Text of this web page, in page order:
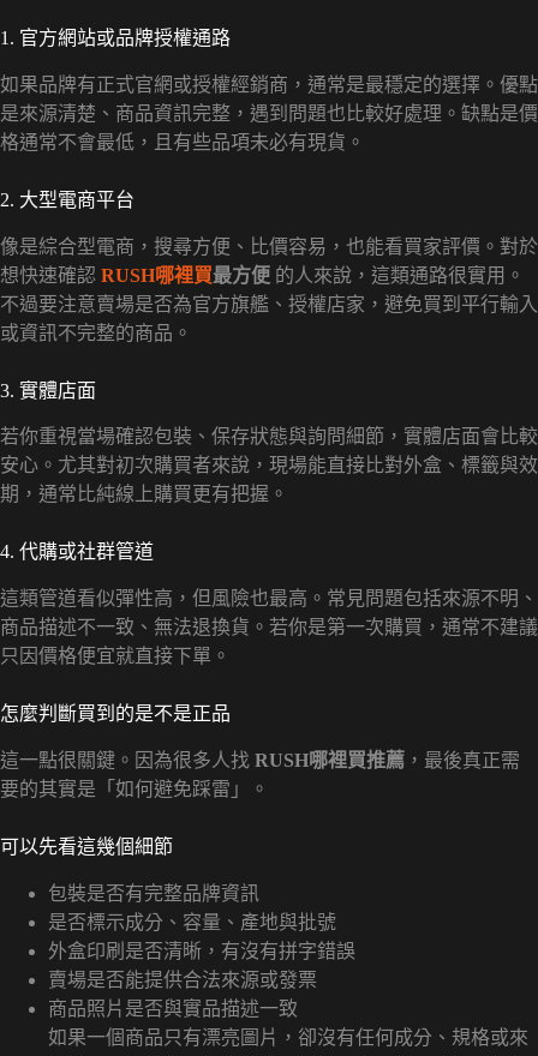
1. 官方網站或品牌授權通路
如果品牌有正式官網或授權經銷商，通常是最穩定的選擇。優點
是來源清楚、商品資訊完整，遇到問題也比較好處理。缺點是價
格通常不會最低，且有些品項未必有現貨。
2. 大型電商平台
像是綜合型電商，搜尋方便、比價容易，也能看買家評價。對於
想快速確認 RUSH哪裡買最方便 的人來說，這類通路很實用。
不過要注意賣場是否為官方旗艦、授權店家，避免買到平行輸入
或資訊不完整的商品。
3. 實體店面
若你重視當場確認包裝、保存狀態與詢問細節，實體店面會比較
安心。尤其對初次購買者來說，現場能直接比對外盒、標籤與效
期，通常比純線上購買更有把握。
4. 代購或社群管道
這類管道看似彈性高，但風險也最高。常見問題包括來源不明、
商品描述不一致、無法退換貨。若你是第一次購買，通常不建議
只因價格便宜就直接下單。
怎麼判斷買到的是不是正品
這一點很關鍵。因為很多人找 RUSH哪裡買推薦 ，最後真正需
要的其實是「如何避免踩雷」。
可以先看這幾個細節
包裝是否有完整品牌資訊
是否標示成分、容量、產地與批號
外盒印刷是否清晰，有沒有拼字錯誤
賣場是否能提供合法來源或發票
商品照片是否與實品描述一致
如果一個商品只有漂亮圖片，卻沒有任何成分、規格或來